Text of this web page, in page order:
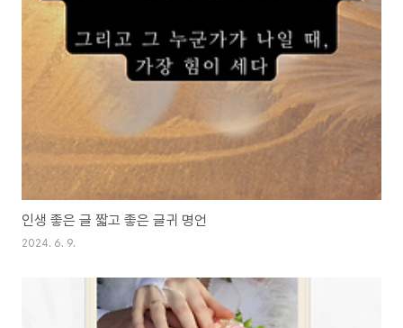
인생 좋은 글 짧고 좋은 글귀 명언
2024. 6. 9.